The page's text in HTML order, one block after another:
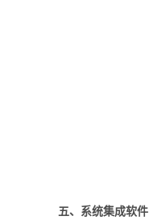
五、系统集成软件